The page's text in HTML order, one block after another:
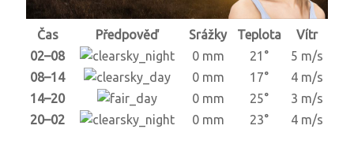
Čas Předpověď Srážky Teplota
Vítr
02–08
0 mm 21°
5 m/s
08–14
0 mm 17°
4 m/s
14–20
0 mm 25°
3 m/s
20–02
0 mm 23° 4 m/s